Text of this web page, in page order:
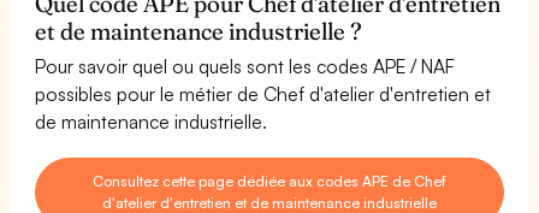
et de maintenance industrielle ?
Pour savoir quel ou quels sont les codes APE / NAF
possibles pour le métier de Chef d'atelier d'entretien et
de maintenance industrielle.
Consultez cette page dédiée aux codes APE de Chef
d'atelier d'entretien et de maintenance industrielle